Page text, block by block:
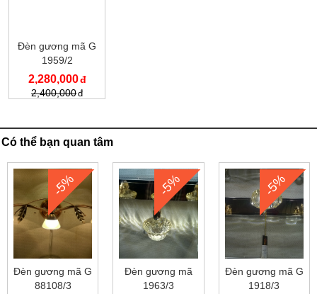
Đèn gương mã G
1959/2
2,280,000
2,400,000
Có thể bạn quan tâm
-5%
Đèn gương mã G
88108/3
-5%
Đèn gương mã
1963/3
-5%
Đèn gương mã G
1918/3